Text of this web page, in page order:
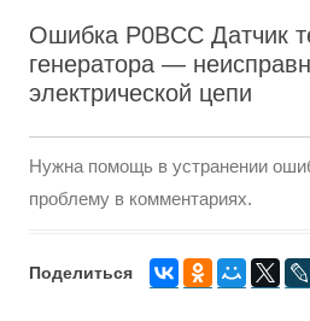
Ошибка P0BCC Датчик
генератора —
электрической цепи
Нужна помощь в устранении
проблему в комментариях.
Поделиться